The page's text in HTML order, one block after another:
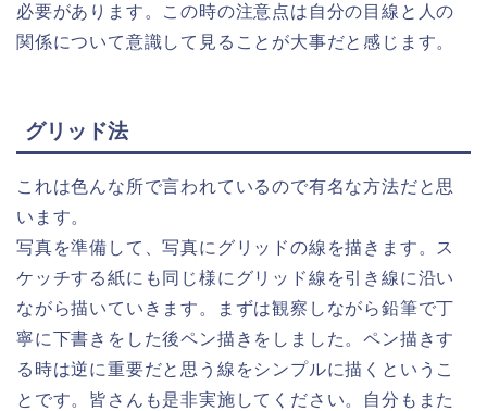
必要があります。この時の注意点は自分の目線と人の
関係について意識して見ることが大事だと感じます。
グリッド法
これは色んな所で言われているので有名な方法だと思
います。
写真を準備して、写真にグリッドの線を描きます。ス
ケッチする紙にも同じ様にグリッド線を引き線に沿い
ながら描いていきます。まずは観察しながら鉛筆で丁
寧に下書きをした後ペン描きをしました。ペン描きす
る時は逆に重要だと思う線をシンプルに描くというこ
とです。皆さんも是非実施してください。自分もまた